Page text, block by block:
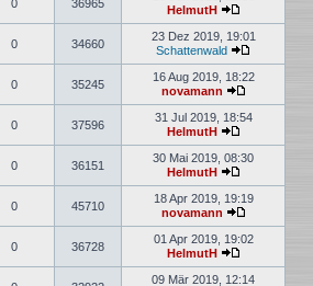
0 36965
HelmutH
0 34660
23 Dez 2019, 19:01
Schattenwald
0 35245
16 Aug 2019, 18:22
novamann
0 37596
31 Jul 2019, 18:54
HelmutH
0 36151
30 Mai 2019, 08:30
HelmutH
0 45710
18 Apr 2019, 19:19
novamann
0 36728
01 Apr 2019, 19:02
HelmutH
09 Mär 2019, 12:14